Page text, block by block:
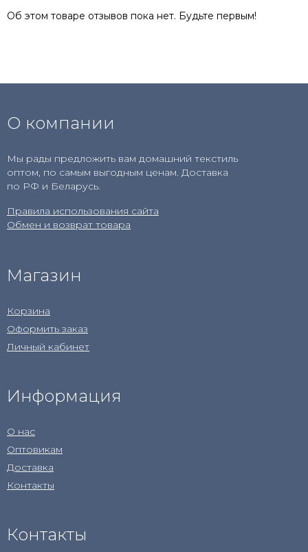
Об этом товаре отзывов пока нет. Будьте первым!
О компании
Мы рады предложить вам домашний текстиль
оптом, по самым выгодным ценам. Доставка
по РФ и Беларусь.
Правила использования сайта
Обмен и возврат товара
Магазин
Корзина
Оформить заказ
Личный кабинет
Информация
О нас
Оптовикам
Доставка
Контакты
Контакты